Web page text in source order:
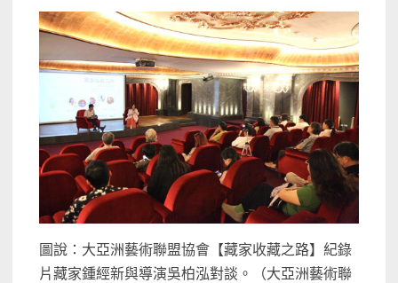
圖說：大亞洲藝術聯盟協會【藏家收藏之路】紀錄
片藏家鍾經新與導演吳柏泓對談。（大亞洲藝術聯